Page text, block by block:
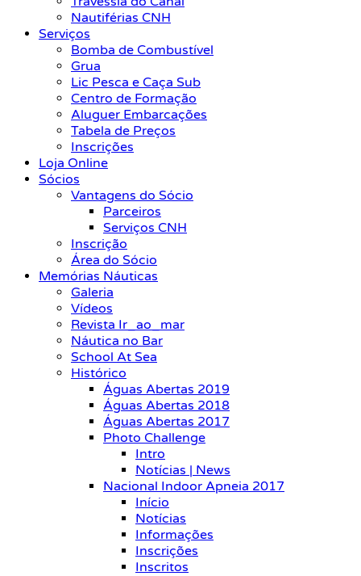
Nautiférias CNH
Serviços
Bomba de Combustível
Grua
Lic Pesca e Caça Sub
Centro de Formação
Aluguer Embarcações
Tabela de Preços
Inscrições
Loja Online
Sócios
Vantagens do Sócio
Parceiros
Serviços CNH
Inscrição
Área do Sócio
Memórias Náuticas
Galeria
Vídeos
Revista Ir_ao_mar
Náutica no Bar
School At Sea
Histórico
Águas Abertas 2019
Águas Abertas 2018
Águas Abertas 2017
Photo Challenge
Intro
Notícias | News
Nacional Indoor Apneia 2017
Início
Notícias
Informações
Inscrições
Inscritos